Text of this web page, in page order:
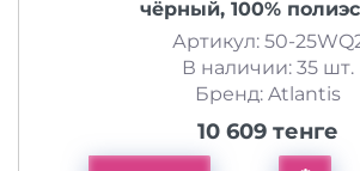
чёрный, 100%
Артикул: 50-
В наличии: 35 шт.
Бренд: Atlantis
10 609 тенге